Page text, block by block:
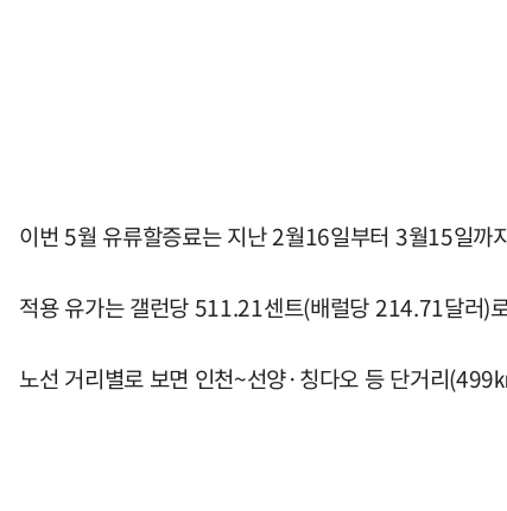
이번 5월 유류할증료는 지난 2월16일부터 3월15일까
적용 유가는 갤런당 511.21센트(배럴당 214.71달러)
노선 거리별로 보면 인천~선양·칭다오 등 단거리